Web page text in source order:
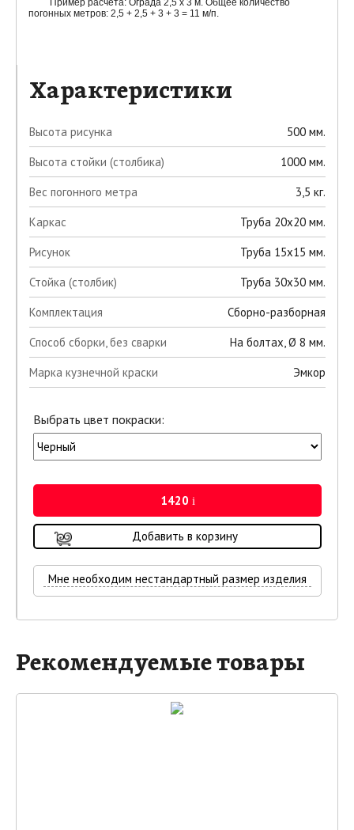
погонных метров: 2,5 + 2,5 + 3 + 3 = 11 м/п.
Характеристики
Высота рисунка
500 мм.
Высота стойки (столбика)
1000 мм.
Вес погонного метра
3,5 кг.
Каркас
Труба 20х20 мм.
Рисунок
Труба 15х15 мм.
Стойка (столбик)
Труба 30х30 мм.
Комплектация
Сборно-разборная
Способ сборки, без сварки
На болтах, Ø 8 мм.
Марка кузнечной краски
Эмкор
Выбрать цвет покраски:
1420 i
Добавить в корзину
Мне необходим нестандартный размер изделия
Рекомендуемые товары